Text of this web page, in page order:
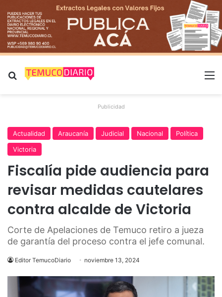
Buscar por
Publicidad
Actualidad Araucanía Judicial Nacional
Política
Victoria
Fiscalía pide audiencia para
revisar medidas cautelares
contra alcalde de Victoria
Corte de Apelaciones de Temuco retiro a jueza
de garantía del proceso contra el jefe comunal.
Editor TemucoDiario noviembre 13, 2024